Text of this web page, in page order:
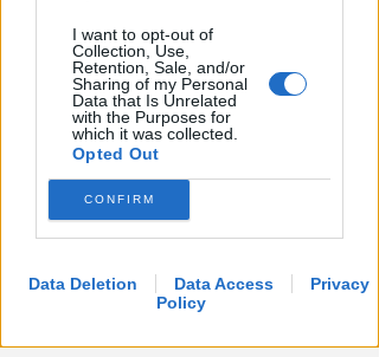
I want to opt-out of
Collection, Use,
Retention, Sale, and/or
Sharing of my Personal
Data that Is Unrelated
with the Purposes for
which it was collected.
Opted Out
CONFIRM
Data Deletion Data Access
Privacy
Policy